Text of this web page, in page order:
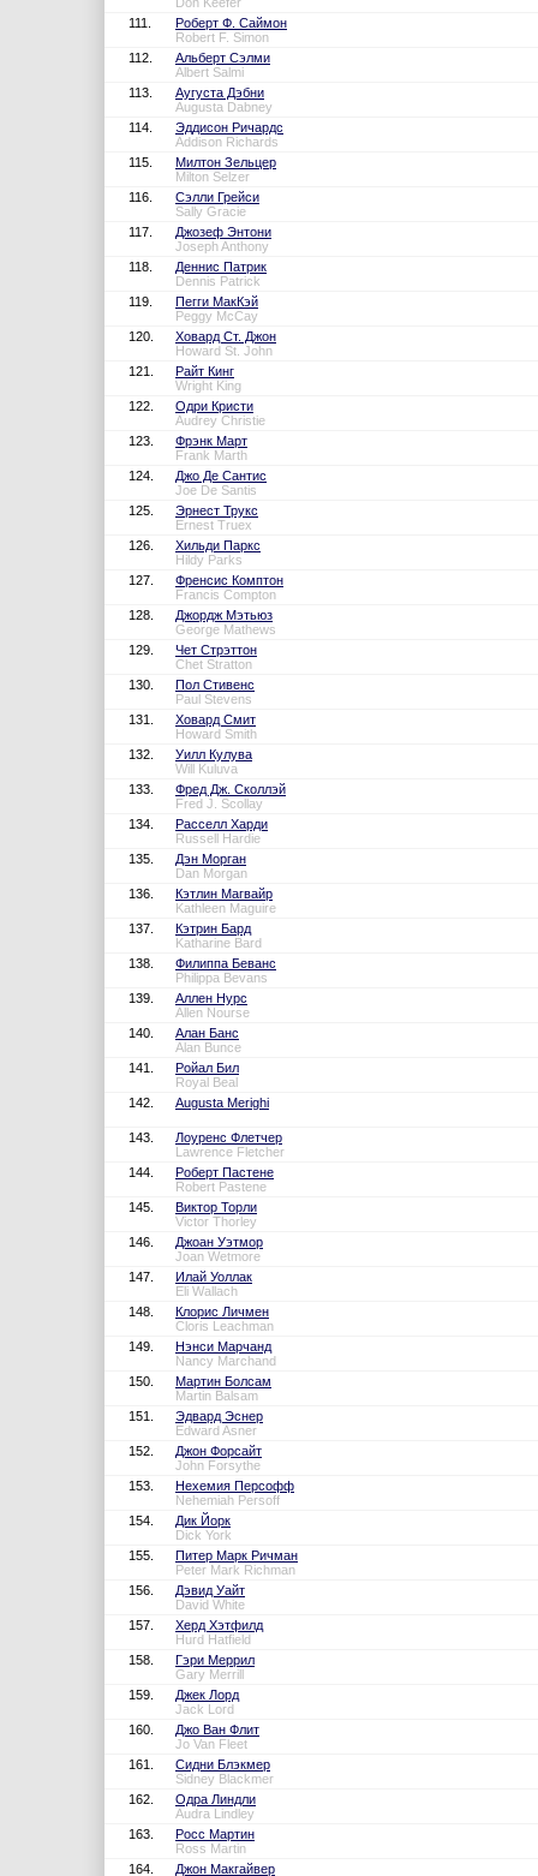
111.
Роберт Ф. Саймон
Robert F. Simon
112.
Альберт Сэлми
Albert Salmi
113.
Аугуста Дэбни
Augusta Dabney
114.
Эддисон Ричардс
Addison Richards
115.
Милтон Зельцер
Milton Selzer
116.
Сэлли Грейси
Sally Gracie
117.
Джозеф Энтони
Joseph Anthony
118.
Деннис Патрик
Dennis Patrick
119.
Пегги МакКэй
Peggy McCay
120.
Ховард Ст. Джон
Howard St. John
121.
Райт Кинг
Wright King
122.
Одри Кристи
Audrey Christie
123.
Фрэнк Март
Frank Marth
124.
Джо Де Сантис
Joe De Santis
125.
Эрнест Трукс
Ernest Truex
126.
Хильди Паркс
Hildy Parks
127.
Френсис Комптон
Francis Compton
128.
Джордж Мэтьюз
George Mathews
129.
Чет Стрэттон
Chet Stratton
130.
Пол Стивенс
Paul Stevens
131.
Ховард Смит
Howard Smith
132.
Уилл Кулува
Will Kuluva
133.
Фред Дж. Сколлэй
Fred J. Scollay
134.
Расселл Харди
Russell Hardie
135.
Дэн Морган
Dan Morgan
136.
Кэтлин Магвайр
Kathleen Maguire
137.
Кэтрин Бард
Katharine Bard
138.
Филиппа Беванс
Philippa Bevans
139.
Аллен Нурс
Allen Nourse
140.
Алан Банс
Alan Bunce
141.
Ройал Бил
Royal Beal
142.
Augusta Merighi
143.
Лоуренс Флетчер
Lawrence Fletcher
144.
Роберт Пастене
Robert Pastene
145.
Виктор Торли
Victor Thorley
146.
Джоан Уэтмор
Joan Wetmore
147.
Илай Уоллак
Eli Wallach
148.
Клорис Личмен
Cloris Leachman
149.
Нэнси Марчанд
Nancy Marchand
150.
Мартин Болсам
Martin Balsam
151.
Эдвард Эснер
Edward Asner
152.
Джон Форсайт
John Forsythe
153.
Нехемия Персофф
Nehemiah Persoff
154.
Дик Йорк
Dick York
155.
Питер Марк Ричман
Peter Mark Richman
156.
Дэвид Уайт
David White
157.
Херд Хэтфилд
Hurd Hatfield
158.
Гэри Меррил
Gary Merrill
159.
Джек Лорд
Jack Lord
160.
Джо Ван Флит
Jo Van Fleet
161.
Сидни Блэкмер
Sidney Blackmer
162.
Одра Линдли
Audra Lindley
163.
Росс Мартин
Ross Martin
164.
Джон Макгайвер